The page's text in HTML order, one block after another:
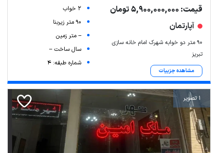
قیمت: 5,900,000,000 تومان
آپارتمان
۹۰ متر دو خوابه شهرک امام خانه سازی
تبریز
مشاهده جزییات
2 خواب
90 متر زیربنا
-- متر زمین
سال ساخت --
شماره طبقه: 4
1 تصویر